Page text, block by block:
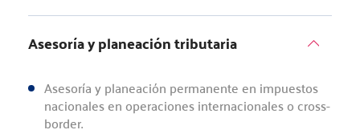
Asesoría y planeación tributaria
Asesoría y planeación permanente en impuestos
nacionales en operaciones internacionales o cross-
border.